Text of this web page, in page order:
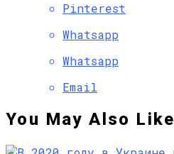
Pinterest
Whatsapp
Whatsapp
Email
You May Also Like